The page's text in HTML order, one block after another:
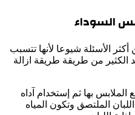
السوداء
الأسئلة شيوعا لأنها تتسبب
من طريقة طريقة ازالة
الملابس بها ثم إستخدام آداه
الملتصق وتكون المياه